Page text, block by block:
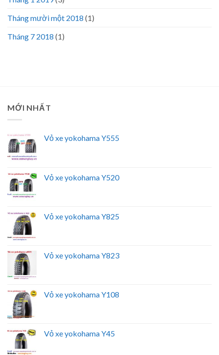
Tháng mười một 2018 (1)
Tháng 7 2018 (1)
MỚI NHẤT
Vỏ xe yokohama Y555
Vỏ xe yokohama Y520
Vỏ xe yokohama Y825
Vỏ xe yokohama Y823
Vỏ xe yokohama Y108
Vỏ xe yokohama Y45